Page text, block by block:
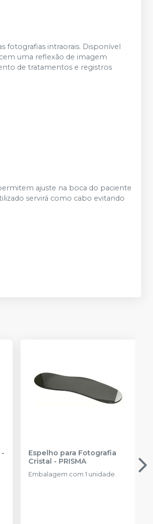
fotografias intraorais. Disponível
uma reflexão de imagem
de tratamentos e registros
ajuste na boca do paciente
servirá como cabo evitando
-
Espelho para Fotografia
Cristal - PRISMA
Embalagem com 1 unidade.